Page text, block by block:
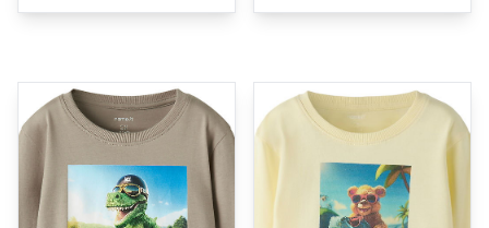
kr. 69,95.kr. 34,98.